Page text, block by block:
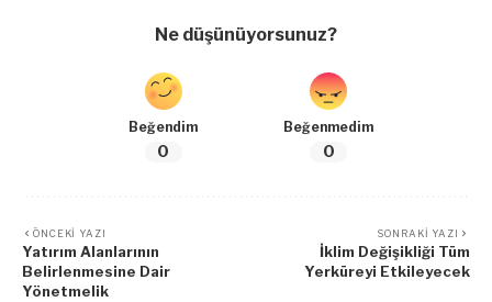
Ne düşünüyorsunuz?
Beğendim
0
Beğenmedim
0
ÖNCEKI YAZI
Yatırım Alanlarının
Belirlenmesine Dair
Yönetmelik
SONRAKI YAZI
İklim Değişikliği Tüm
Yerküreyi Etkileyecek